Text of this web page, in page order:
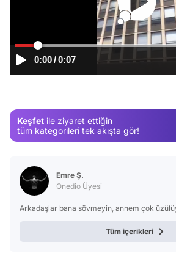
0:00/0:07
Keşfet ile ziyaret ettiğin
tüm kategorileri tek akışta gör!
Emre Ş.
Onedio Üyesi
Arkadaşlar bana sövmeyin, annem çok
Tüm içerikleri